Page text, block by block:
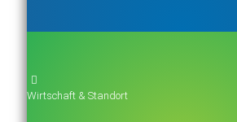
Wirtschaft & Standort